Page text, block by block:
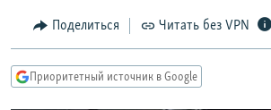
главной
навигации
Вернутся
КУЛЬТУРА
IDEL.РЕАЛИИ
КАВКАЗ.РЕАЛИИ
Поделиться Читать без VPN
Приоритетный источник в Google